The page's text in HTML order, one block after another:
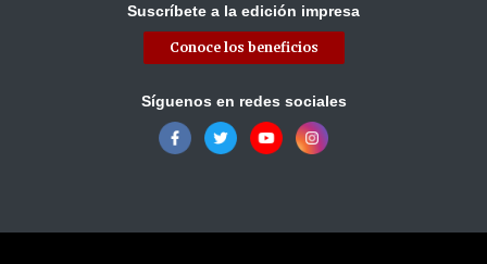
Suscríbete a la edición impresa
Conoce los beneficios
Síguenos en redes sociales